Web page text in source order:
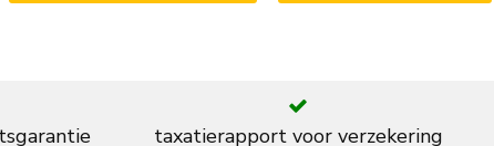
taxatierapport voor verzekering